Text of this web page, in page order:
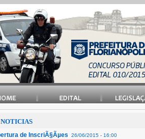
NOTICIAS
de InscriÃ§Ãµes 26/06/2015 - 16:00